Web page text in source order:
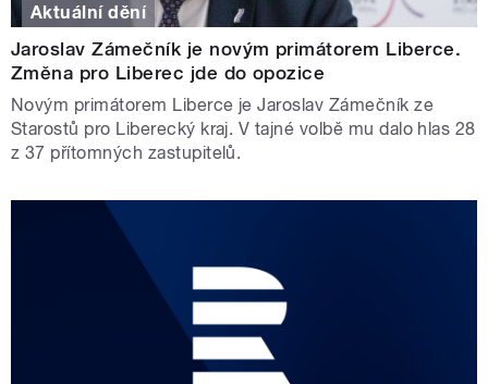
Aktuální dění
Jaroslav Zámečník je novým primátorem Liberce.
Změna pro Liberec jde do opozice
Novým primátorem Liberce je Jaroslav Zámečník ze
Starostů pro Liberecký kraj. V tajné volbě mu dalo hlas 28
z 37 přítomných zastupitelů.